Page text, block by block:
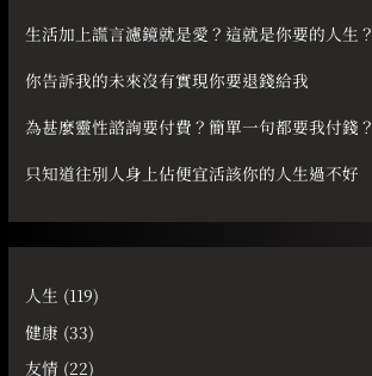
生活加上謊言濾鏡就是愛？這就是你要的人生？
你告訴我的未來沒有實現你要退錢給我
為甚麼靈性諮詢要付費？簡單一句都要我付錢？
只知道往別人身上佔便宜活該你的人生過不好
人生 (119)
健康 (33)
友情 (22)